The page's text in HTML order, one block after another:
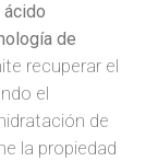
ácido
de
recuperar el
el
de
la propiedad